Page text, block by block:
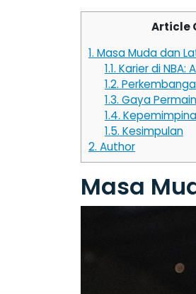
Article
1. Masa Muda dan
1.1. Karier di NBA:
1.2.
1.3. Gaya
1.4.
1.5. Kesimpulan
2. Author
Masa